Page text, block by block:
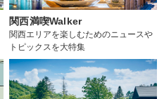
関西満喫Walker
関西エリアを楽しむためのニュースや
トピックスを大特集